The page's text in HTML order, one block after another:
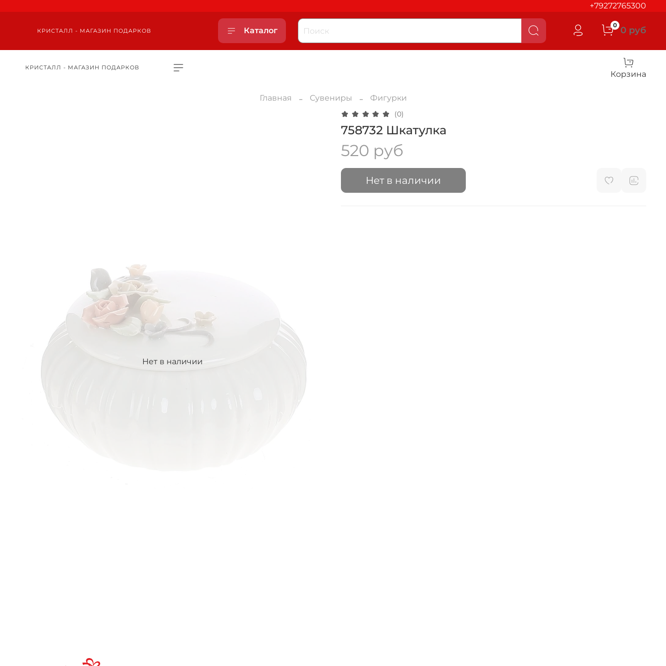
+79272765300
КРИСТАЛЛ - МАГАЗИН ПОДАРКОВ Каталог
0 0 руб
КРИСТАЛЛ - МАГАЗИН ПОДАРКОВ
Корзина
Главная Сувениры Фигурки
Нет в наличии
(0)
758732 Шкатулка
520 руб
Нет в наличии